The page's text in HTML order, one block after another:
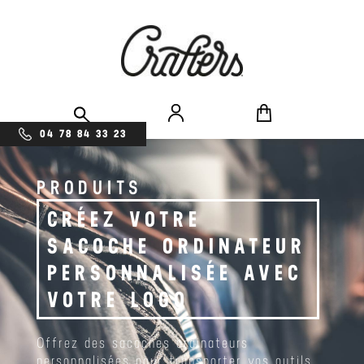
04 78 84 33 23
PRODUITS
CRÉEZ VOTRE
SACOCHE ORDINATEUR
PERSONNALISÉE AVEC
VOTRE LOGO
Offrez des sacoches ordinateurs